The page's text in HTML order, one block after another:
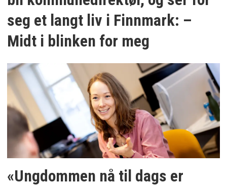
seg et langt liv i Finnmark: –
Midt i blinken for meg
«Ungdommen nå til dags er